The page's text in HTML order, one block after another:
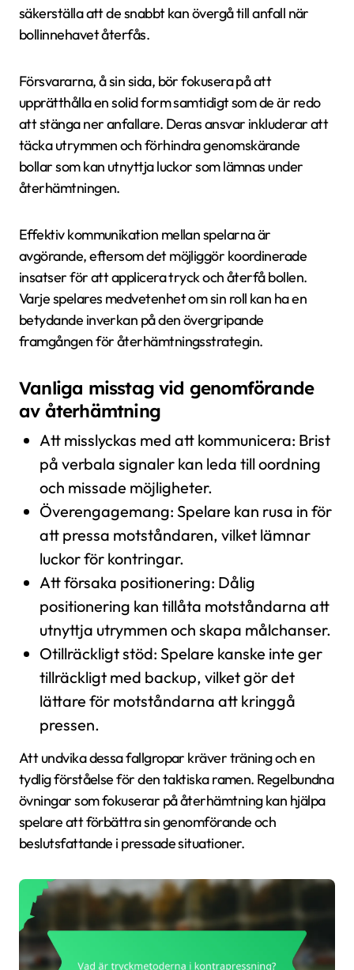
säkerställa att de snabbt kan övergå till anfall när
bollinnehavet återfås.
Försvararna, å sin sida, bör fokusera på att
upprätthålla en solid form samtidigt som de är redo
att stänga ner anfallare. Deras ansvar inkluderar att
täcka utrymmen och förhindra genomskärande
bollar som kan utnyttja luckor som lämnas under
återhämtningen.
Effektiv kommunikation mellan spelarna är
avgörande, eftersom det möjliggör koordinerade
insatser för att applicera tryck och återfå bollen.
Varje spelares medvetenhet om sin roll kan ha en
betydande inverkan på den övergripande
framgången för återhämtningsstrategin.
Vanliga misstag vid genomförande
av återhämtning
Att misslyckas med att kommunicera: Brist
på verbala signaler kan leda till oordning
och missade möjligheter.
Överengagemang: Spelare kan rusa in för
att pressa motståndaren, vilket lämnar
luckor för kontringar.
Att försaka positionering: Dålig
positionering kan tillåta motståndarna att
utnyttja utrymmen och skapa målchanser.
Otillräckligt stöd: Spelare kanske inte ger
tillräckligt med backup, vilket gör det
lättare för motståndarna att kringgå
pressen.
Att undvika dessa fallgropar kräver träning och en
tydlig förståelse för den taktiska ramen. Regelbundna
övningar som fokuserar på återhämtning kan hjälpa
spelare att förbättra sin genomförande och
beslutsfattande i pressade situationer.